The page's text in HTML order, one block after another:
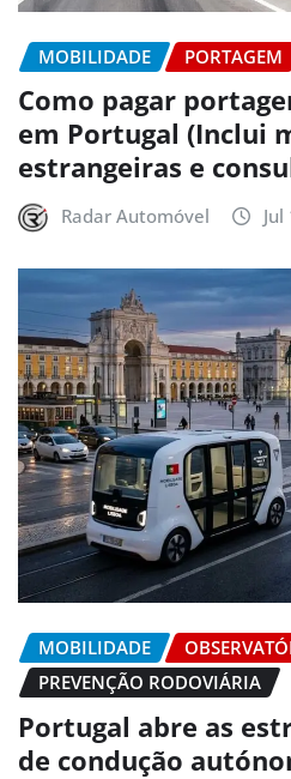
MOBILIDADE PORTAGEM
Como pagar
em Portugal (Inclui
estrangeiras e
Radar Automóvel
MOBILIDADE
PREVENÇÃO RODOVIÁRIA
Portugal abre as
de condução